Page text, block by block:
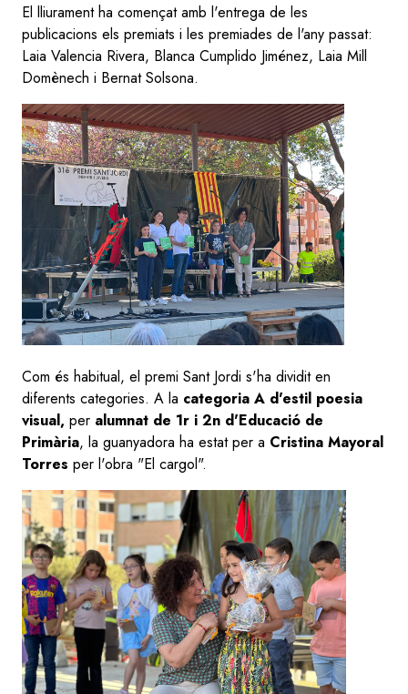
El lliurament ha començat amb l'entrega de les
publicacions els premiats i les premiades de l'any passat:
Laia Valencia Rivera, Blanca Cumplido Jiménez, Laia Mill
Domènech i Bernat Solsona.
Com és habitual, el premi Sant Jordi s'ha dividit en
diferents categories. A la categoria A d'estil poesia
visual, per alumnat de 1r i 2n d'Educació de
Primària, la guanyadora ha estat per a Cristina Mayoral
Torres per l'obra "El cargol".